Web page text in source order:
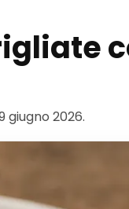
giugno 2026.